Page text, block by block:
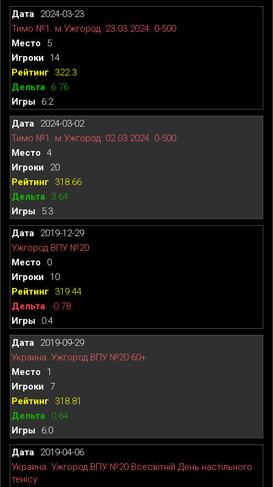
2024-03-23
Тимо №1. м.Ужгород. 23.03.2024. 0-500
5
14
322.3
6.76
6:2
2024-03-02
Тимо №1. м.Ужгород. 02.03.2024. 0-500
4
20
318.66
3.64
5:3
2019-12-29
Ужгород ВПУ №20
0
10
319.44
-0.78
0:4
2019-09-29
Украина. Ужгород ВПУ №20 60+
1
7
318.81
0.64
6:0
2019-04-06
Украина. Ужгород ВПУ №20 Всесвітній День настільного
тенісу